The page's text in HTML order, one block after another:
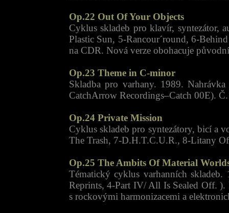
Op.22 Out Of Your Objects
Cyklus skladeb pro klavír, syntezátor,
Plastic Sun, 5-Rancour´round, 6-
na CDR. Nová verze obohacuje
Op.23 Theme in C-minor
Skladba pro varhany. 1989.
CatchArrow Recordings–Catch 00E).
Op.24 Private Mission
Cyklus skladeb pro syntezátory, bicí a
The Trash, 7-D.H.T.C.U.R., 8-Litany
Op.25 The Ambits Of Material
Tématický cyklus varhanních
Reprints, 4-Part IV/ All Is Sealed Off. ).
s rockovými harmonizacemi a